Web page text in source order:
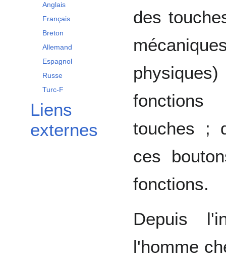
Anglais
Français
Breton
Allemand
Espagnol
Russe
Turc-F
Liens
externes
des
touches ;
ces
fonctions.
Depuis
l'homme